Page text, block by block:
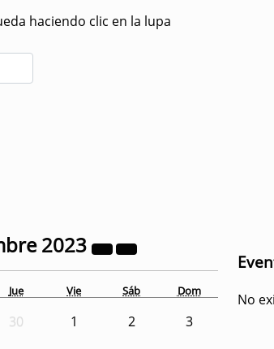
haciendo clic en la lupa
2023
Jue Vie Sáb Dom
30 1 2 3
No